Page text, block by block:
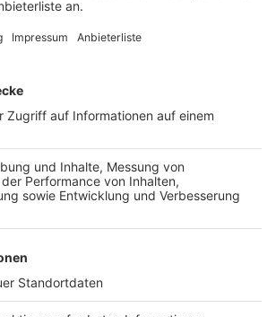
die eigene Mutter
Opfer soll ihn die Stimme der Frau
Mutter erinnert haben. Daraufhin
enttäuscht, weil die Frau nicht
aussah. Jetzt soll der Psychiater
dem Mann eine